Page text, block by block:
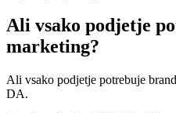
Ali vsako podjetje
marketing?
Ali vsako podjetje potrebuje
DA.